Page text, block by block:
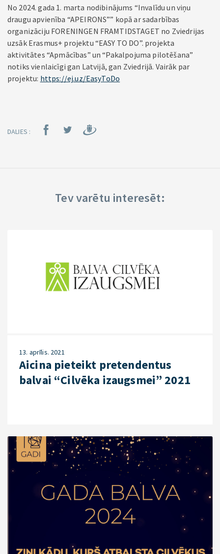
No 2024. gada 1. marta nodibinājums “Invalīdu un viņu
draugu apvienība “APEIRONS”” kopā ar sadarbības
organizāciju FORENINGEN FRAMTIDSTAGET no Zviedrijas
uzsāk Erasmus+ projektu “EASY TO DO”. projekta
aktivitātes “Apmācības” un “Pakalpojuma pilotēšana”
notiks vienlaicīgi gan Latvijā, gan Zviedrijā. Vairāk par
projektu: https://ej.uz/EasyToDo
DALIES :
Tev varētu interesēt:
13. aprīlis. 2021
Aicina pieteikt pretendentus
balvai “Cilvēka izaugsmei” 2021